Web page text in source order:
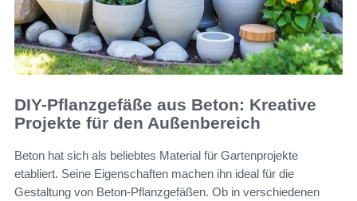
DIY-Pflanzgefäße aus Beton: Kreative
Projekte für den Außenbereich
Beton hat sich als beliebtes Material für Gartenprojekte
etabliert. Seine Eigenschaften machen ihn ideal für die
Gestaltung von Beton-Pflanzgefäßen. Ob in verschiedenen